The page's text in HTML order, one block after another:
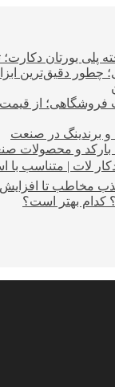
پلی یورتان
دقیق‌ترین
فروشگاهی؛ از
برندینگ در صنعت
بارکد و محصولات
لات | متناسب با
کدام بهتر است؟